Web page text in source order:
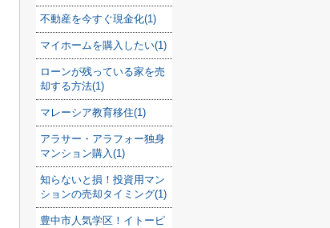
不動産を今すぐ現金化(1)
マイホームを購入したい(1)
ローンが残っている家を売
却する方法(1)
マレーシア教育移住(1)
アラサー・アラフォー独身
マンション購入(1)
知らないと損！投資用マン
ションの売却タイミング(1)
豊中市人気学区！イトーピ